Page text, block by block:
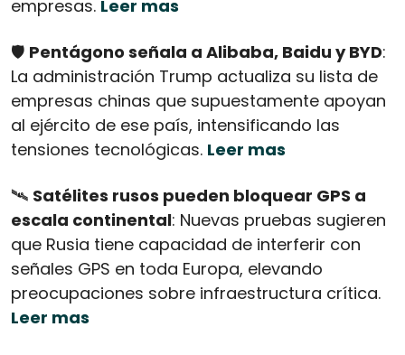
empresas. Leer mas
🛡️ Pentágono señala a Alibaba, Baidu y BYD:
La administración Trump actualiza su lista de
empresas chinas que supuestamente apoyan
al ejército de ese país, intensificando las
tensiones tecnológicas. Leer mas
🛰️ Satélites rusos pueden bloquear GPS a
escala continental: Nuevas pruebas sugieren
que Rusia tiene capacidad de interferir con
señales GPS en toda Europa, elevando
preocupaciones sobre infraestructura crítica.
Leer mas